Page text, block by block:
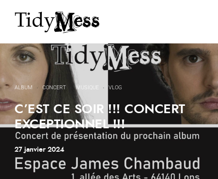
ALBUM · CONCERT ·MUSIQUE · VLOG
C’EST CE SOIR !!! CONCERT
EXCEPTIONNEL !!!
27 janvier 2024